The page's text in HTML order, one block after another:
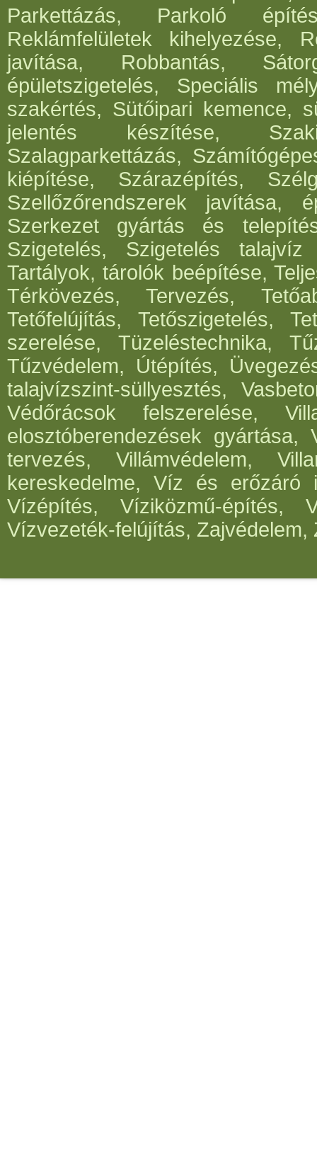
Parkettázás, Parkoló
Reklámfelületek kihelyezése,
javítása, Robbantás,
épületszigetelés, Speciális
szakértés, Sütőipari kemence,
jelentés készítése,
Szalagparkettázás,
kiépítése, Szárazépítés,
Szellőzőrendszerek javítása,
Szerkezet gyártás és
Szigetelés, Szigetelés
Tartályok, tárolók beépítése,
Térkövezés, Tervezés,
Tetőfelújítás, Tetőszigetelés,
szerelése, Tüzeléstechnika,
Tűzvédelem, Útépítés,
talajvízszint-süllyesztés,
Védőrácsok felszerelése,
elosztóberendezések gyártása,
tervezés, Villámvédelem,
kereskedelme, Víz és erőzáró
Vízépítés, Víziközmű-építés,
Vízvezeték-felújítás,